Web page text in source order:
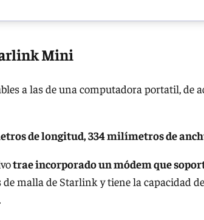
Mini
a las de una computadora portatil, de
de longitud, 334 milímetros de
trae incorporado un módem que
malla de Starlink y tiene la capacidad